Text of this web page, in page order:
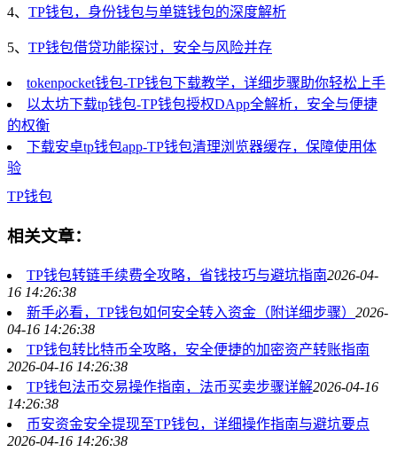
4、 TP钱包，身份钱包与单链钱包的深度解析
5、 TP钱包借贷功能探讨，安全与风险并存
tokenpocket钱包-TP钱包下载教学，详细步骤助你轻松上手
以太坊下载tp钱包-TP钱包授权DApp全解析，安全与便捷
的权衡
下载安卓tp钱包app-TP钱包清理浏览器缓存，保障使用体
验
TP钱包
相关文章：
TP钱包转链手续费全攻略，省钱技巧与避坑指南2026-04-
16 14:26:38
新手必看，TP钱包如何安全转入资金（附详细步骤） 2026-
04-16 14:26:38
TP钱包转比特币全攻略，安全便捷的加密资产转账指南
2026-04-16 14:26:38
TP钱包法币交易操作指南，法币买卖步骤详解2026-04-16
14:26:38
币安资金安全提现至TP钱包，详细操作指南与避坑要点
2026-04-16 14:26:38